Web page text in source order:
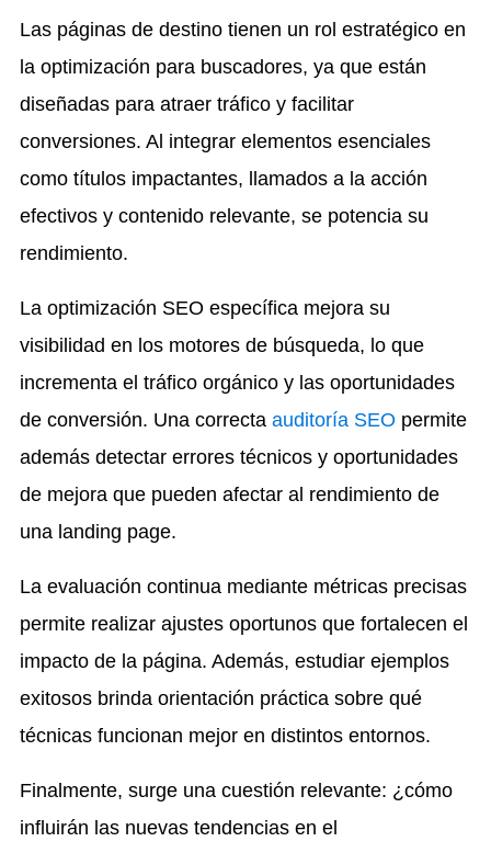
Las páginas de destino tienen un rol estratégico en
la optimización para buscadores, ya que están
diseñadas para atraer tráfico y facilitar
conversiones. Al integrar elementos esenciales
como títulos impactantes, llamados a la acción
efectivos y contenido relevante, se potencia su
rendimiento.
La optimización SEO específica mejora su
visibilidad en los motores de búsqueda, lo que
incrementa el tráfico orgánico y las oportunidades
de conversión. Una correcta auditoría SEO permite
además detectar errores técnicos y oportunidades
de mejora que pueden afectar al rendimiento de
una landing page.
La evaluación continua mediante métricas precisas
permite realizar ajustes oportunos que fortalecen el
impacto de la página. Además, estudiar ejemplos
exitosos brinda orientación práctica sobre qué
técnicas funcionan mejor en distintos entornos.
Finalmente, surge una cuestión relevante: ¿cómo
influirán las nuevas tendencias en el